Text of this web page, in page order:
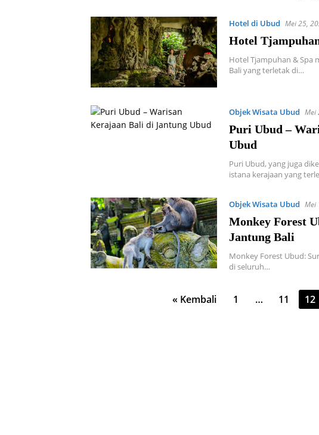
Hotel di Ubud Mei 25,
Hotel
Hotel Tjampuhan & Spa
Bali yang terletak di…
Objek Wisata Ubud Mei
Puri Ubud –
Ubud
Puri Ubud, yang juga
istana kerajaan yang
Objek Wisata Ubud Mei
Monkey Forest
Jantung Bali
Monkey Forest Ubud:
di seluruh…
« Kembali 1 … 11 12